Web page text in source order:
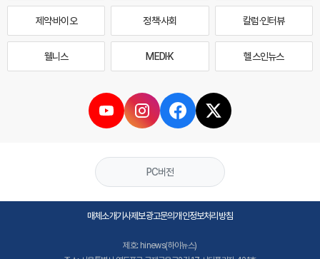
제약·바이오 정책·사회 칼럼·인터뷰
웰니스 MEDI·K 헬스인뉴스
PC버전
매체소개기사제보광고문의개인정보처리방침
제호: hinews(하이뉴스)